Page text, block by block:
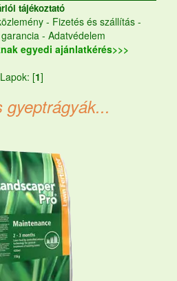
tájékoztató
- Fizetés és szállítás -
- Adatvédelem
egyedi ajánlatkérés>>>
Lapok: [1]
gyeptrágyák...